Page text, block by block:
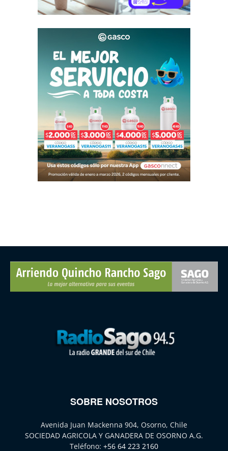
SOBRE NOSOTROS
Avenida Juan Mackenna 904, Osorno, Chile
SOCIEDAD AGRICOLA Y GANADERA DE OSORNO A.G.
Teléfono: +56 64 223 2160